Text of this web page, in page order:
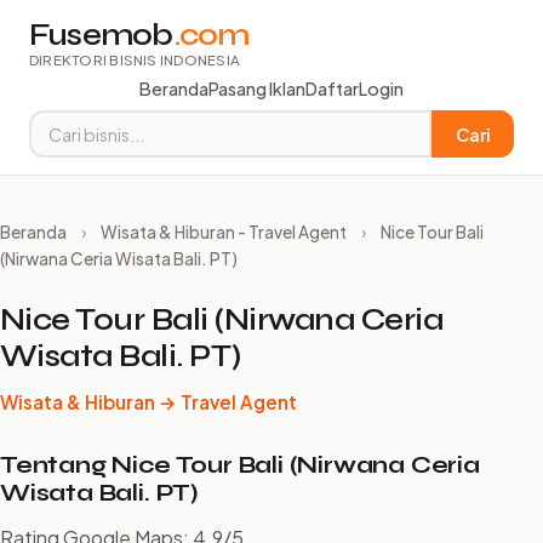
Fusemob.com
DIREKTORI BISNIS INDONESIA
BerandaPasang IklanDaftarLogin
Cari
Beranda › Wisata & Hiburan - Travel Agent ›
Nice Tour Bali
(Nirwana Ceria Wisata Bali. PT)
Nice Tour Bali (Nirwana Ceria
Wisata Bali. PT)
Wisata & Hiburan → Travel Agent
Tentang Nice Tour Bali (Nirwana Ceria
Wisata Bali. PT)
Rating Google Maps: 4.9/5